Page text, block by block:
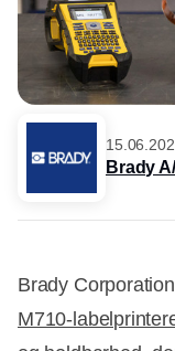
Brady
Brady
M710-